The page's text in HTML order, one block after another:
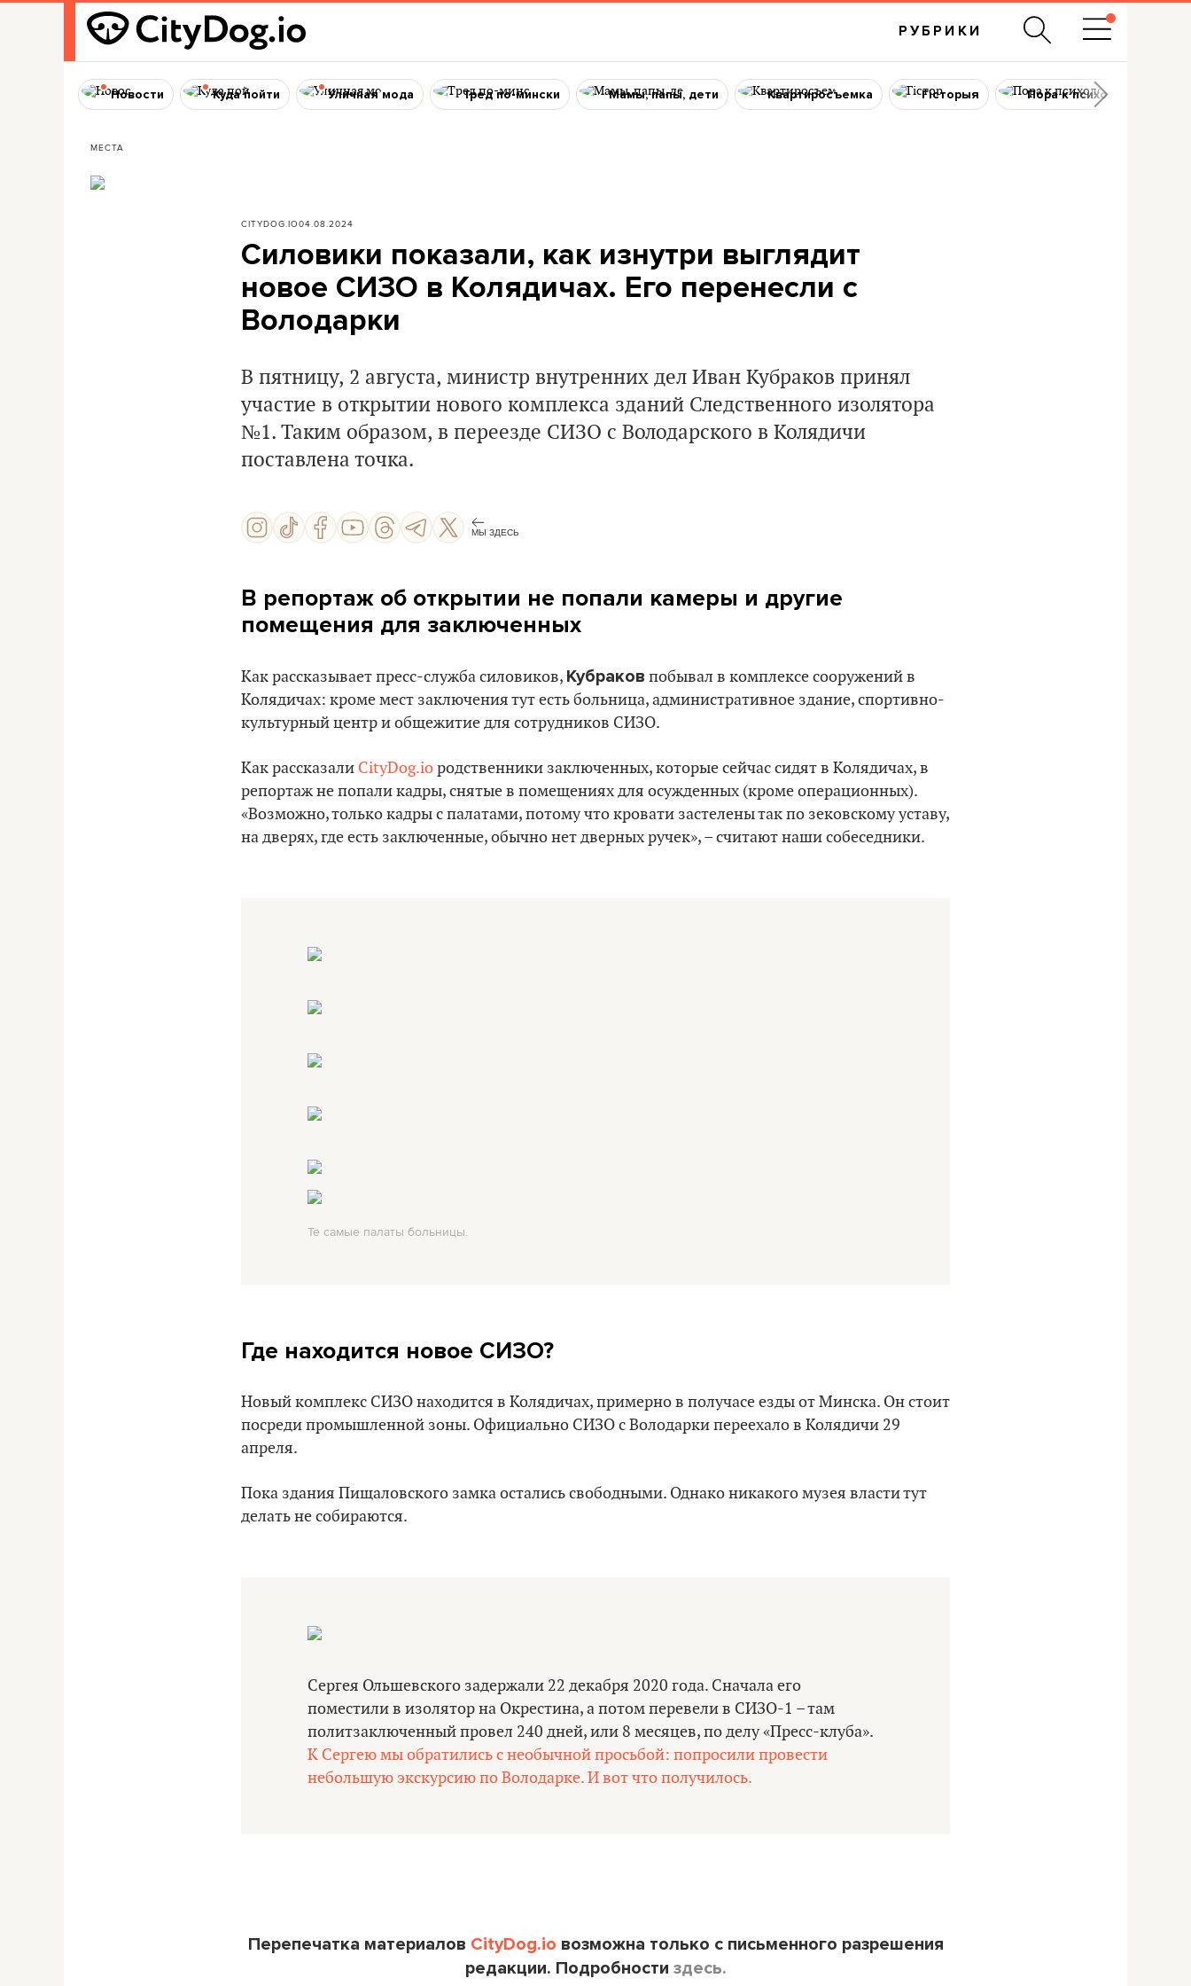
РУБРИКИ
Новости Куда пойти Уличная мода Тред по-мински Мамы, папы, дети Квартиросъемка Гісторыя Пора к психологу
МЕСТА
CITYDOG.IO04.08.2024
Силовики показали, как изнутри выглядит
новое СИЗО в Колядичах. Его перенесли с
Володарки
В пятницу, 2 августа, министр внутренних дел Иван Кубраков принял
участие в открытии нового комплекса зданий Следственного изолятора
№1. Таким образом, в переезде СИЗО с Володарского в Колядичи
поставлена точка.
МЫ ЗДЕСЬ
В репортаж об открытии не попали камеры и другие
помещения для заключенных
Как рассказывает пресс-служба силовиков, Кубраков побывал в комплексе сооружений в
Колядичах: кроме мест заключения тут есть больница, административное здание, спортивно-
культурный центр и общежитие для сотрудников СИЗО.
Как рассказали CityDog.ioродственники заключенных, которые сейчас сидят в Колядичах, в
репортаж не попали кадры, снятые в помещениях для осужденных (кроме операционных).
«Возможно, только кадры с палатами, потому что кровати застелены так по зековскому уставу,
на дверях, где есть заключенные, обычно нет дверных ручек», – считают наши собеседники.
Те самые палаты больницы.
Где находится новое СИЗО?
Новый комплекс СИЗО находится в Колядичах, примерно в получасе езды от Минска. Он стоит
посреди промышленной зоны. Официально СИЗО с Володарки переехало в Колядичи 29
апреля.
Пока здания Пищаловского замка остались свободными. Однако никакого музея власти тут
делать не собираются.
Сергея Ольшевского задержали 22 декабря 2020 года. Сначала его
поместили в изолятор на Окрестина, а потом перевели в СИЗО-1 – там
политзаключенный провел 240 дней, или 8 месяцев, по делу «Пресс-клуба».
К Сергею мы обратились с необычной просьбой: попросили провести
небольшую экскурсию по Володарке. И вот что получилось.
Перепечатка материалов CityDog.io возможна только с письменного разрешения
редакции. Подробности здесь.